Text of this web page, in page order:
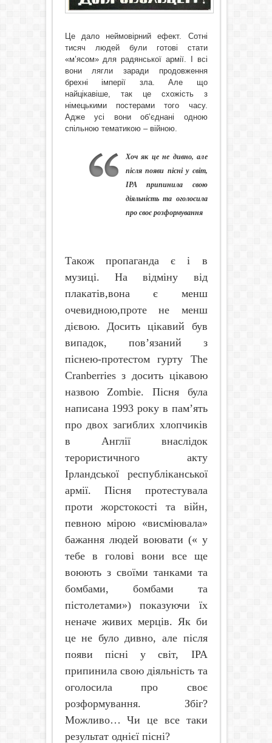
Це дало неймовірний ефект. Сотні
тисяч людей були готові стати
«м’ясом» для радянської армії. І всі
вони лягли заради продовження
брехні імперії зла. Але що
найцікавіше, так це схожість з
німецькими постерами того часу.
Адже усі вони об’єднані одною
спільною тематикою – війною.
Хоч як це не дивно, але
після появи пісні у світ,
ІРА припинила свою
діяльність та оголосила
про своє розформування
Також пропаганда є і в
музиці. На відміну від
плакатів,вона є менш
очевидною,проте не менш
дієвою. Досить цікавий був
випадок, пов’язаний з
піснею-протестом гурту The
Cranberriesз досить цікавою
назвою Zombie. Пісня була
написана 1993 року в пам’ять
про двох загиблих хлопчиків
в Англії внаслідок
терористичного акту
Ірландської республіканської
армії. Пісня протестувала
проти жорстокості та війн,
певною мірою «висміювала»
бажання людей воювати (« у
тебе в голові вони все ще
воюють з своїми танками та
бомбами, бомбами та
пістолетами») показуючи їх
неначе живих мерців. Як би
це не було дивно, але після
появи пісні у світ, ІРА
припинила свою діяльність та
оголосила про своє
розформування. Збіг?
Можливо… Чи це все таки
результат однієї пісні?